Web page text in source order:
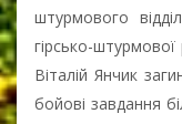
штурмового
гірсько-
Віталій Янчик
бойові завдання